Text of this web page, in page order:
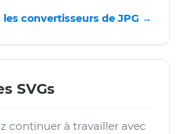
les convertisseurs de JPG →
SVGs
continuer à travailler avec